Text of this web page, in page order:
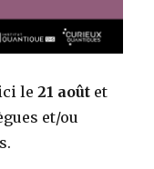
le 21 août et
et/ou